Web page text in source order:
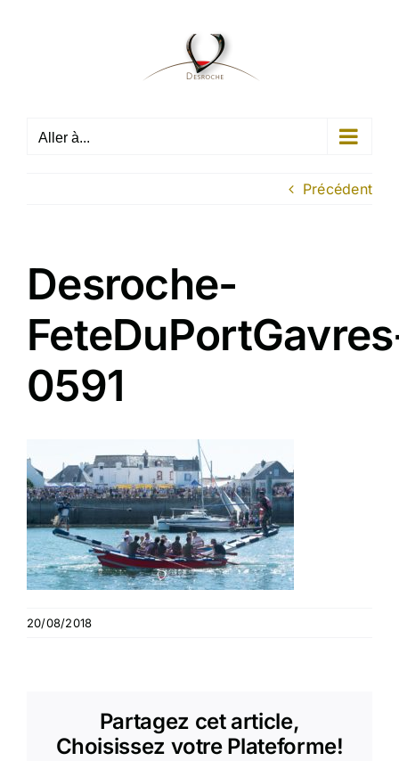
Aller à...
Précédent
Desroche-
0591
20/08/2018
Partagez cet article,
Choisissez votre Plateforme!